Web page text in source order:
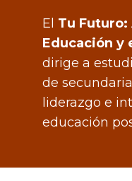
El Tu Futuro:
Educación y
dirige a
de
liderazgo e
educación